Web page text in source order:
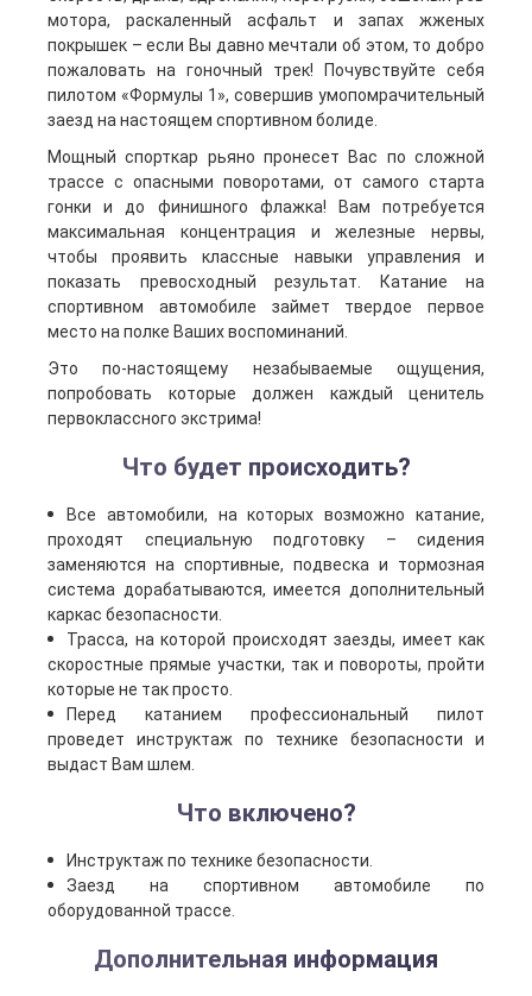
мотора, раскаленный асфальт и запах жженых
покрышек – если Вы давно мечтали об этом, то добро
пожаловать на гоночный трек! Почувствуйте себя
пилотом «Формулы 1», совершив умопомрачительный
заезд на настоящем спортивном болиде.
Мощный спорткар рьяно пронесет Вас по сложной
трассе с опасными поворотами, от самого старта
гонки и до финишного флажка! Вам потребуется
максимальная концентрация и железные нервы,
чтобы проявить классные навыки управления и
показать превосходный результат. Катание на
спортивном автомобиле займет твердое первое
место на полке Ваших воспоминаний.
Это по-настоящему незабываемые ощущения,
попробовать которые должен каждый ценитель
первоклассного экстрима!
Что будет происходить?
Все автомобили, на которых возможно катание,
проходят специальную подготовку – сидения
заменяются на спортивные, подвеска и тормозная
система дорабатываются, имеется дополнительный
каркас безопасности.
Трасса, на которой происходят заезды, имеет как
скоростные прямые участки, так и повороты, пройти
которые не так просто.
Перед катанием профессиональный пилот
проведет инструктаж по технике безопасности и
выдаст Вам шлем.
Что включено?
Инструктаж по технике безопасности.
Заезд на спортивном автомобиле по
оборудованной трассе.
Дополнительная информация